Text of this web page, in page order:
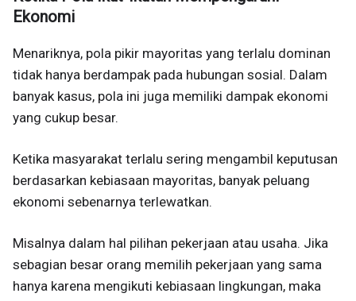
Ekonomi
Menariknya, pola pikir mayoritas yang terlalu dominan
tidak hanya berdampak pada hubungan sosial. Dalam
banyak kasus, pola ini juga memiliki dampak ekonomi
yang cukup besar.
Ketika masyarakat terlalu sering mengambil keputusan
berdasarkan kebiasaan mayoritas, banyak peluang
ekonomi sebenarnya terlewatkan.
Misalnya dalam hal pilihan pekerjaan atau usaha. Jika
sebagian besar orang memilih pekerjaan yang sama
hanya karena mengikuti kebiasaan lingkungan, maka